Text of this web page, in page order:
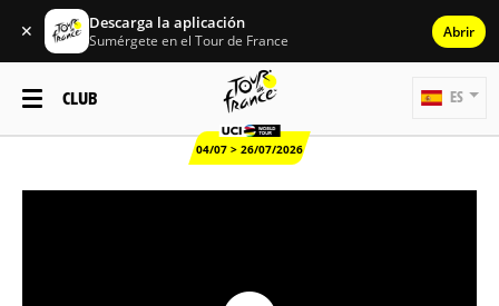
✕ Descarga la aplicación
Sumérgete en el Tour de France Abrir
CLUB
04/07 > 26/07/2026
ES